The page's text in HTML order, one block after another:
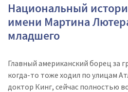
Национальный
имени Мартина
младшего
Главный американский борец за
когда-то тоже ходил по улицам
доктор Кинг, сейчас полностью